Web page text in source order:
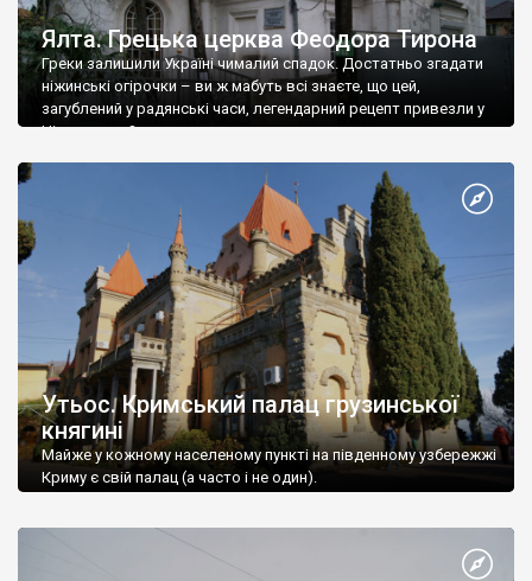
Ялта. Грецька церква Феодора Тирона
Греки залишили Україні чималий спадок. Достатньо згадати
ніжинські огірочки – ви ж мабуть всі знаєте, що цей,
загублений у радянські часи, легендарний рецепт привезли у
Ніжин греки?
Утьос. Кримський палац грузинської
княгині
Майже у кожному населеному пункті на південному узбережжі
Криму є свій палац (а часто і не один).